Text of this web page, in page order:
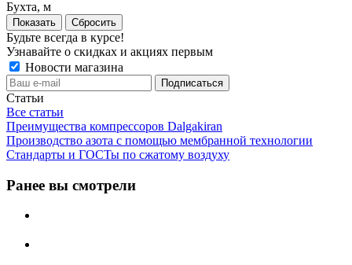
Бухта, м
Сбросить
Будьте всегда в курсе!
Узнавайте о скидках и акциях первым
Новости магазина
Статьи
Все статьи
Преимущества компрессоров Dalgakiran
Производство азота с помощью мембранной технологии
Стандарты и ГОСТы по сжатому воздуху
Ранее вы смотрели